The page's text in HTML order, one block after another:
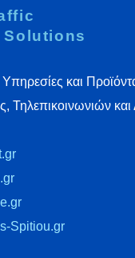
Solutions
και
Τηλεπικοινωνιών
Spitiou.gr